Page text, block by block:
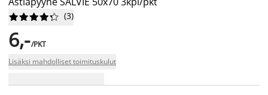





 (3)
6,-/PKT
Lisäksi mahdolliset toimituskulut